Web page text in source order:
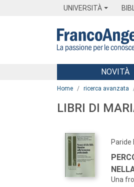
UNIVERSITÀ
Menu
NOVITÀ
Home ricerca avanzata
LIBRI DI
Paride
Una